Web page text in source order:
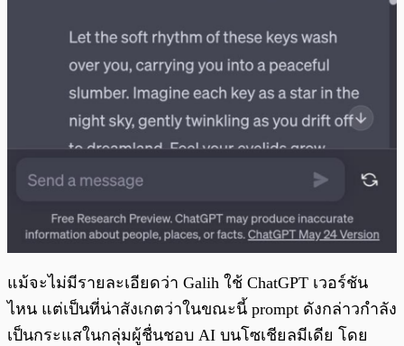
แม้จะไม่มีรายละเอียดว่า Galih ใช้ ChatGPT เวอร์ชัน
ไหน แต่เป็นที่น่าสังเกตว่าในขณะนี้ prompt ดังกล่าวกำลัง
เป็นกระแสในกลุ่มผู้ชื่นชอบ AI บนโซเชียลมีเดีย โดย